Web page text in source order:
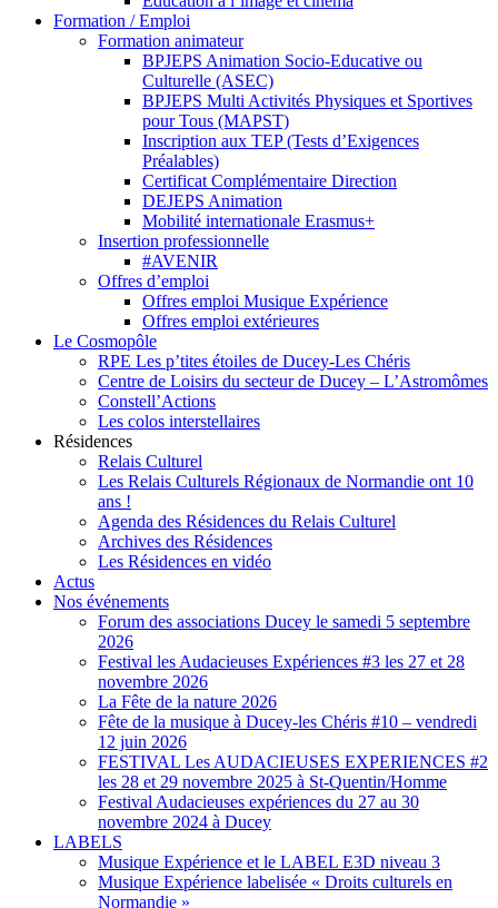
Formation / Emploi
Formation animateur
BPJEPS Animation Socio-Educative ou
Culturelle (ASEC)
BPJEPS Multi Activités Physiques et Sportives
pour Tous (MAPST)
Inscription aux TEP (Tests d’Exigences
Préalables)
Certificat Complémentaire Direction
DEJEPS Animation
Mobilité internationale Erasmus+
Insertion professionnelle
#AVENIR
Offres d’emploi
Offres emploi Musique Expérience
Offres emploi extérieures
Le Cosmopôle
RPE Les p’tites étoiles de Ducey-Les Chéris
Centre de Loisirs du secteur de Ducey – L’Astromômes
Constell’Actions
Les colos interstellaires
Résidences
Relais Culturel
Les Relais Culturels Régionaux de Normandie ont 10
ans !
Agenda des Résidences du Relais Culturel
Archives des Résidences
Les Résidences en vidéo
Actus
Nos événements
Forum des associations Ducey le samedi 5 septembre
2026
Festival les Audacieuses Expériences #3 les 27 et 28
novembre 2026
La Fête de la nature 2026
Fête de la musique à Ducey-les Chéris #10 – vendredi
12 juin 2026
FESTIVAL Les AUDACIEUSES EXPERIENCES #2
les 28 et 29 novembre 2025 à St-Quentin/Homme
Festival Audacieuses expériences du 27 au 30
novembre 2024 à Ducey
LABELS
Musique Expérience et le LABEL E3D niveau 3
Musique Expérience labelisée « Droits culturels en
Normandie »